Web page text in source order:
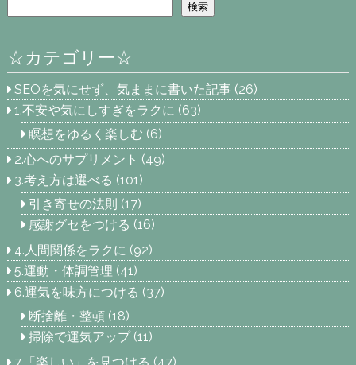
検索
☆カテゴリー☆
SEOを気にせず、気ままに書いた記事 (26)
1.不安や気にしすぎをラクに (63)
瞑想をゆるく楽しむ (6)
2.心へのサプリメント (49)
3.考え方は選べる (101)
引き寄せの法則 (17)
感謝グセをつける (16)
4.人間関係をラクに (92)
5.運動・体調管理 (41)
6.運気を味方につける (37)
断捨離・整頓(18)
掃除で運気アップ(11)